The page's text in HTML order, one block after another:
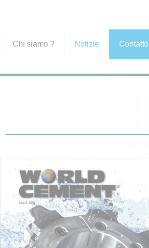
Chi siamo ? Notizie Contatto